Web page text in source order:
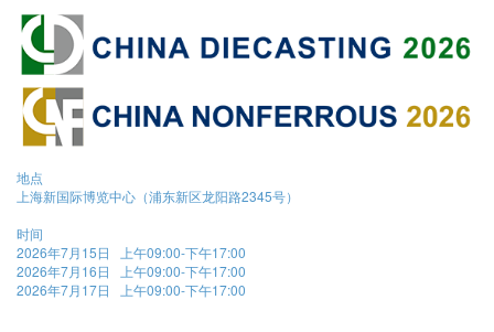
地点
上海新国际博览中心（浦东新区龙阳路2345号）
时间
2026年7月15日 上午09:00-下午17:00
2026年7月16日 上午09:00-下午17:00
2026年7月17日 上午09:00-下午17:00